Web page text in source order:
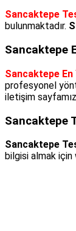
Sancaktepe
bulunmaktadır.
Sancaktepe
Sancaktepe En
profesyonel
iletişim
Sancaktepe
Sancaktepe
bilgisi almak